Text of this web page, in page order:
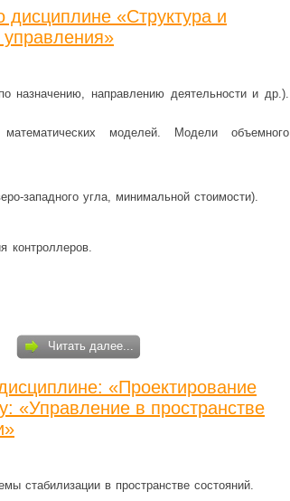
«Структура и
управления»
назначению, направлению деятельности и др.).
моделей. Модели объемного
западного угла, минимальной стоимости).
контроллеров.
Читать далее...
«Проектирование
«Управление в пространстве
стабилизации в пространстве состояний.